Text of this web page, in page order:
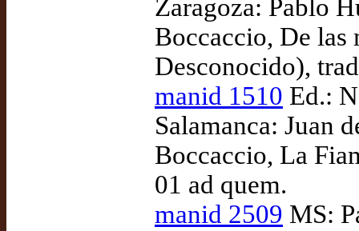
Zaragoza: Pablo
Boccaccio, De las
Desconocido),
manid 1510 Ed.:
Salamanca: Juan
Boccaccio, La
01 ad quem.
manid 2509 MS: